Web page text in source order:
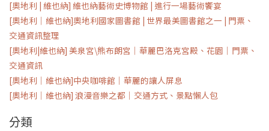
字:
[奧地利 | 維也納] 維也納藝術史博物館 | 進行一場藝術饗宴
[奧地利｜維也納]奧地利國家圖書館 | 世界最美圖書館之一 | 門票、
交通資訊整理
[奧地利|維也納] 美泉宮\熊布朗宮｜華麗巴洛克宮殿、花園｜門票、
交通資訊
[奧地利｜維也納]中央咖啡館｜華麗的讓人屏息
[奧地利｜維也納] 浪漫音樂之都｜交通方式、景點懶人包
分類